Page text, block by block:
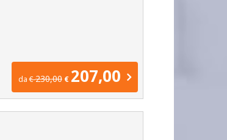
da€230,00 € 207,00